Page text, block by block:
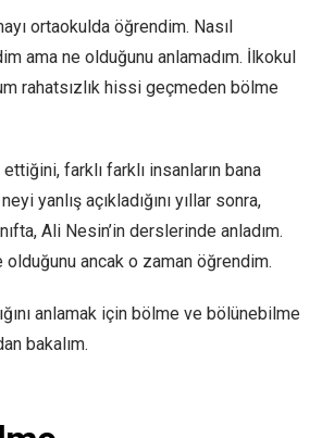
ortaokulda öğrendim. Nasıl
ama ne olduğunu anlamadım. İlkokul
rahatsızlık hissi geçmeden bölme
farklı farklı insanların bana
yanlış açıkladığını yıllar sonra,
Ali Nesin’in derslerinde anladım.
olduğunu ancak o zaman öğrendim.
anlamak için bölme ve bölünebilme
bakalım.